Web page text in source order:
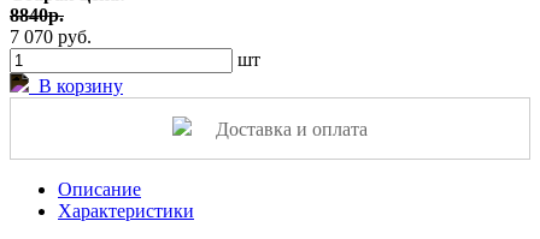
8840р.
7 070 руб.
шт
В корзину
Доставка и оплата
Описание
Характеристики